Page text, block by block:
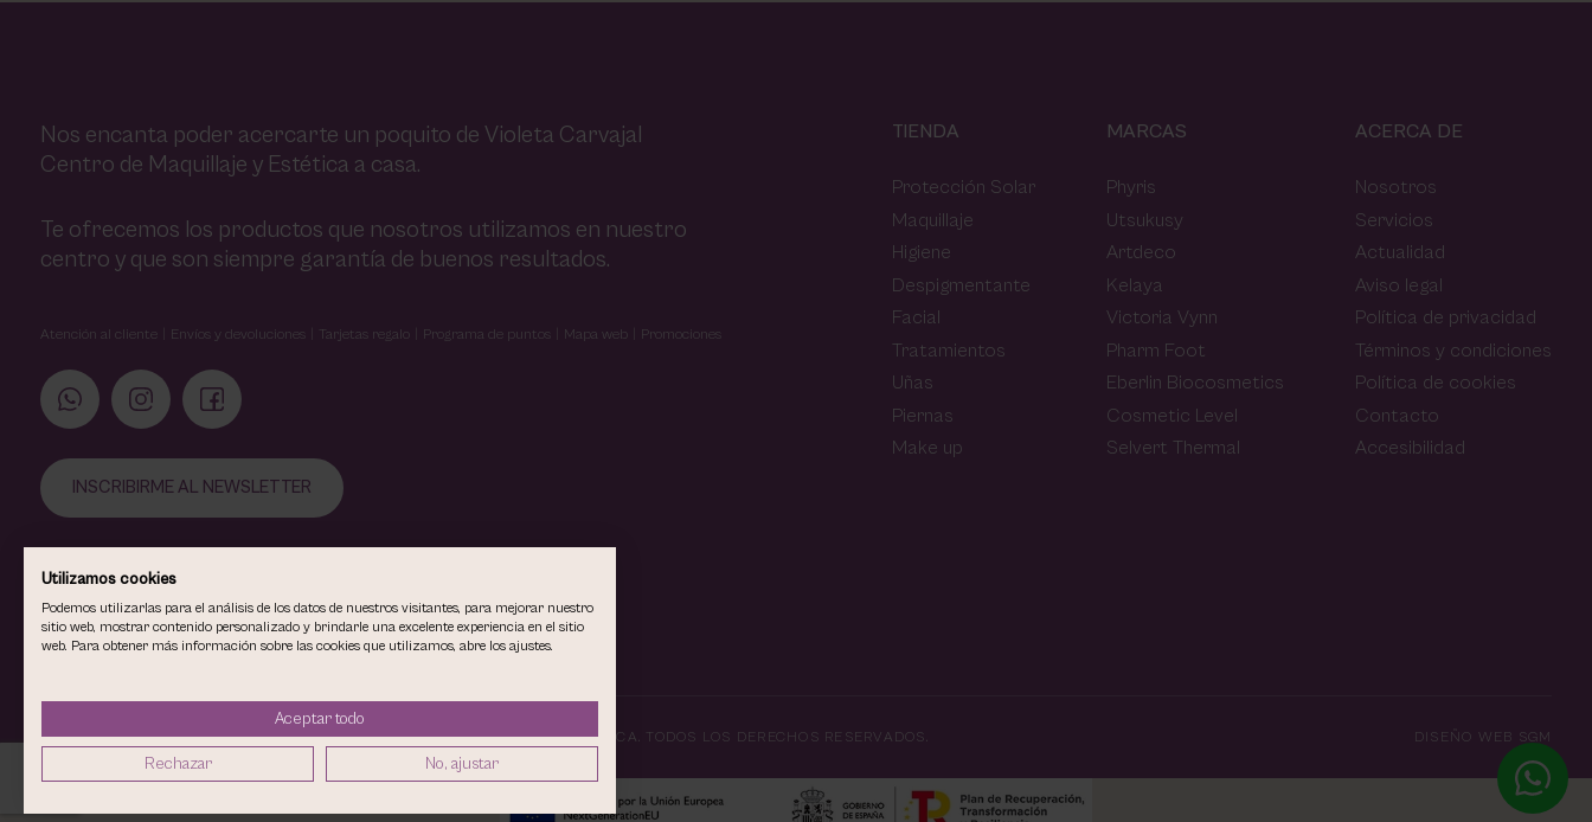
Nos encanta poder acercarte un poquito de Violeta Carvajal
Centro de Maquillaje y Estética a casa.
Te ofrecemos los productos que nosotros utilizamos en nuestro
centro y que son siempre garantía de buenos resultados.
Atención al cliente Envíos y devoluciones Tarjetas regalo Programa de puntos Mapa web Promociones
INSCRIBIRME AL NEWSLETTER
TIENDA
Protección Solar
Maquillaje
Higiene
Despigmentante
Facial
Tratamientos
Uñas
Piernas
Make up
MARCAS
Phyris
Utsukusy
Artdeco
Kelaya
Victoria Vynn
Pharm Foot
Eberlin Biocosmetics
Cosmetic Level
Selvert Thermal
ACERCA DE
Nosotros
Servicios
Actualidad
Aviso legal
Política de privacidad
Términos y condiciones
Política de cookies
Contacto
Accesibilidad
COPYRIGHT © 2026VIOLETA CARVAJAL CENTRO DE MAQUILLAJE Y ESTÉTICA. TODOS LOS DERECHOS RESERVADOS. DISEÑO WEB SGM
Utilizamos cookies
Podemos utilizarlas para el análisis de los datos de nuestros visitantes, para mejorar nuestro
sitio web, mostrar contenido personalizado y brindarle una excelente experiencia en el sitio
web. Para obtener más información sobre las cookies que utilizamos, abre los ajustes.
Aceptar todo
Rechazar No, ajustar